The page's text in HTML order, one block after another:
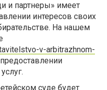
и партнеры» имеет
интересов своих
На нашем
v-arbitrazhnom-
суде будет